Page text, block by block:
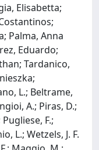
Elisabetta;
Palma, Anna
Eduardo;
Tardanico,
L.; Beltrame,
A.; Piras, D.;
F.;
L.; Wetzels, J. F.